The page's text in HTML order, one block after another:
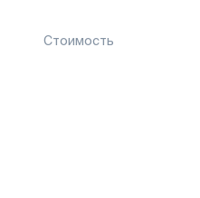
Стоимость